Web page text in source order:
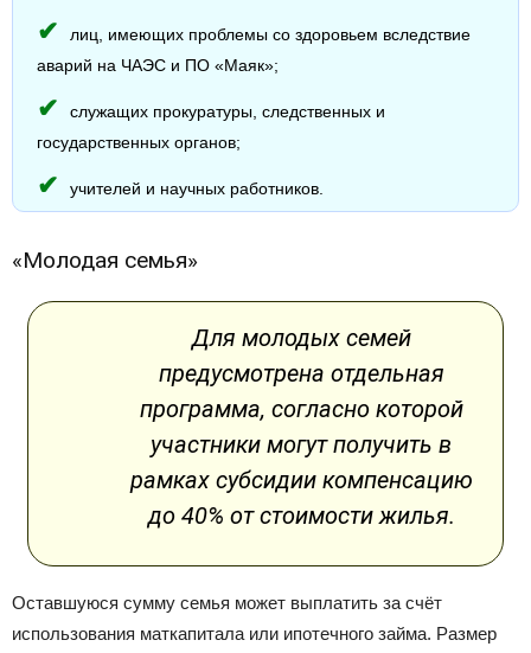
лиц, имеющих проблемы со здоровьем вследствие
аварий на ЧАЭС и ПО «Маяк»;
служащих прокуратуры, следственных и
государственных органов;
учителей и научных работников.
«Молодая семья»
Для молодых семей
предусмотрена отдельная
программа, согласно которой
участники могут получить в
рамках субсидии компенсацию
до 40% от стоимости жилья.
Оставшуюся сумму семья может выплатить за счёт
использования маткапитала или ипотечного займа. Размер